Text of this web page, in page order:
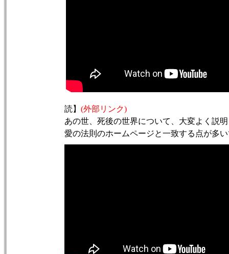
読】 (外部リンク)
あの世、死後の世界について、大変よく説
愛の法則のホームページと一致する点が多